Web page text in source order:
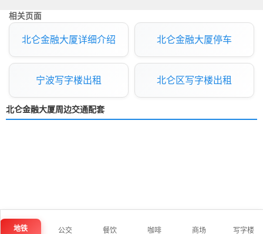
相关页面
北仑金融大厦详细介绍 北仑金融大厦停车
宁波写字楼出租 北仑区写字楼出租
北仑金融大厦周边交通配套
地铁 公交 餐饮 咖啡 商场 写字楼